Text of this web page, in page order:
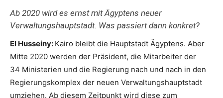
Ab 2020 wird es ernst mit Ägyptens neuer
Verwaltungshauptstadt. Was passiert dann konkret?
El Husseiny: Kairo bleibt die Hauptstadt Ägyptens. Aber
Mitte 2020 werden der Präsident, die Mitarbeiter der
34 Ministerien und die Regierung nach und nach in den
Regierungskomplex der neuen Verwaltungshauptstadt
umziehen. Ab diesem Zeitpunkt wird diese zum